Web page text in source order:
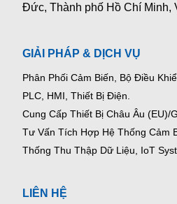
Đức, Thành phố Hồ Chí Minh,
GIẢI PHÁP & DỊCH VỤ
Phân Phối Cảm Biến, Bộ Điều
PLC, HMI, Thiết Bị Điện.
Cung Cấp Thiết Bị Châu Âu (EU)/
Tư Vấn Tích Hợp Hệ Thống Cảm
Thống Thu Thập Dữ Liệu, IoT
LIÊN HỆ